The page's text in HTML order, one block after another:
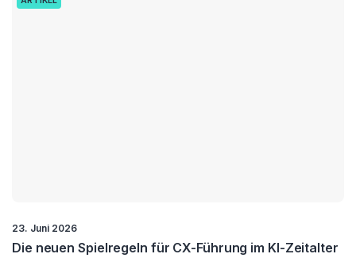
23. Juni 2026
Die neuen Spielregeln für CX-Führung im KI-Zeitalter